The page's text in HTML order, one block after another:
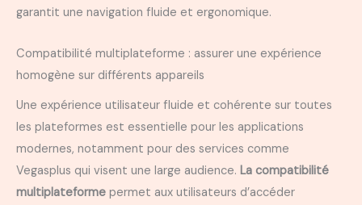
garantit une navigation fluide et ergonomique.
Compatibilité multiplateforme : assurer une expérience
homogène sur différents appareils
Une expérience utilisateur fluide et cohérente sur toutes
les plateformes est essentielle pour les applications
modernes, notamment pour des services comme
Vegasplus qui visent une large audience. La compatibilité
multiplateforme permet aux utilisateurs d’accéder